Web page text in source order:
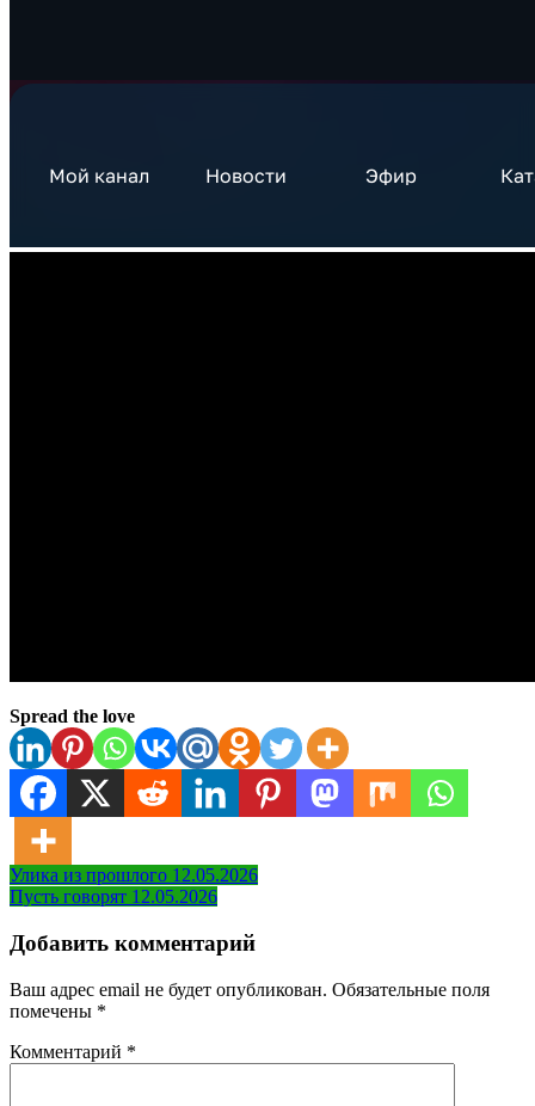
Spread the love
Навигация
по
записям
Улика из прошлого 12.05.2026
Пусть говорят 12.05.2026
Добавить комментарий
Ваш адрес email не будет опубликован. Обязательные поля
помечены *
Комментарий *